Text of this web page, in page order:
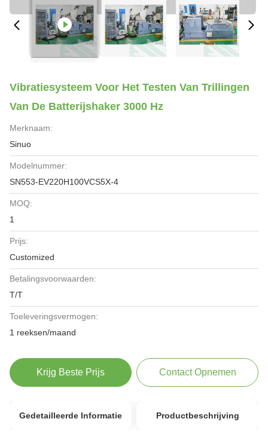
Vibratiesysteem Voor Het Testen Van Trillingen
Van De Batterijshaker 3000 Hz
Merknaam:
Sinuo
Modelnummer:
SN553-EV220H100VCS5X-4
MOQ:
1
Prijs:
Customized
Betalingsvoorwaarden:
T/T
Toeleveringsvermogen:
1 reeksen/maand
Krijg Beste Prijs Contact Opnemen
Gedetailleerde Informatie Productbeschrijving